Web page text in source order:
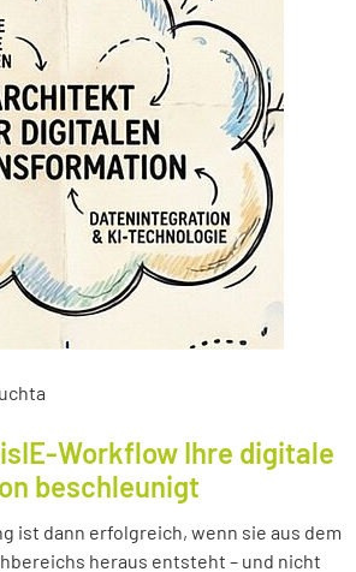
Workflow Ihre digitale
beschleunigt
ist dann erfolgreich, wenn sie aus dem
heraus entsteht – und nicht